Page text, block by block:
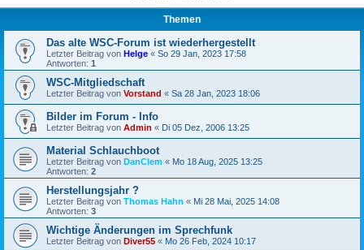
Themen
Das alte WSC-Forum ist wiederhergestellt
Letzter Beitrag von Helge « So 29 Jan, 2023 17:58
Antworten: 1
WSC-Mitgliedschaft
Letzter Beitrag von Vorstand « Sa 28 Jan, 2023 18:06
Bilder im Forum - Info
Letzter Beitrag von Admin « Di 05 Dez, 2006 13:25
Material Schlauchboot
Letzter Beitrag von DanClem « Mo 18 Aug, 2025 13:25
Antworten: 2
Herstellungsjahr ?
Letzter Beitrag von Thomas Hahn « Mi 28 Mai, 2025 14:08
Antworten: 3
Wichtige Änderungen im Sprechfunk
Letzter Beitrag von Diver55 « Mo 26 Feb, 2024 10:17